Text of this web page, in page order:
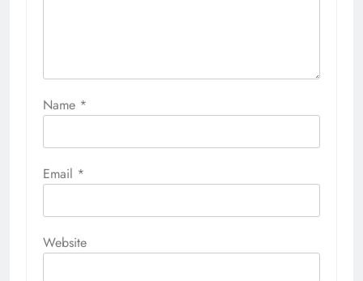
Name *
Email *
Website